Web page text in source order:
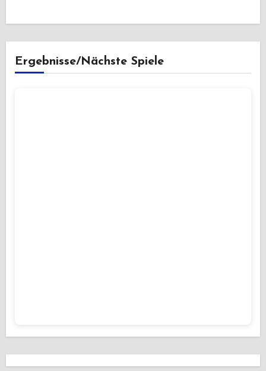
Ergebnisse/Nächste Spiele